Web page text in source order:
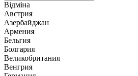
Відміна
Австрия
Азербайджан
Армения
Бельгия
Болгария
Великобритания
Венгрия